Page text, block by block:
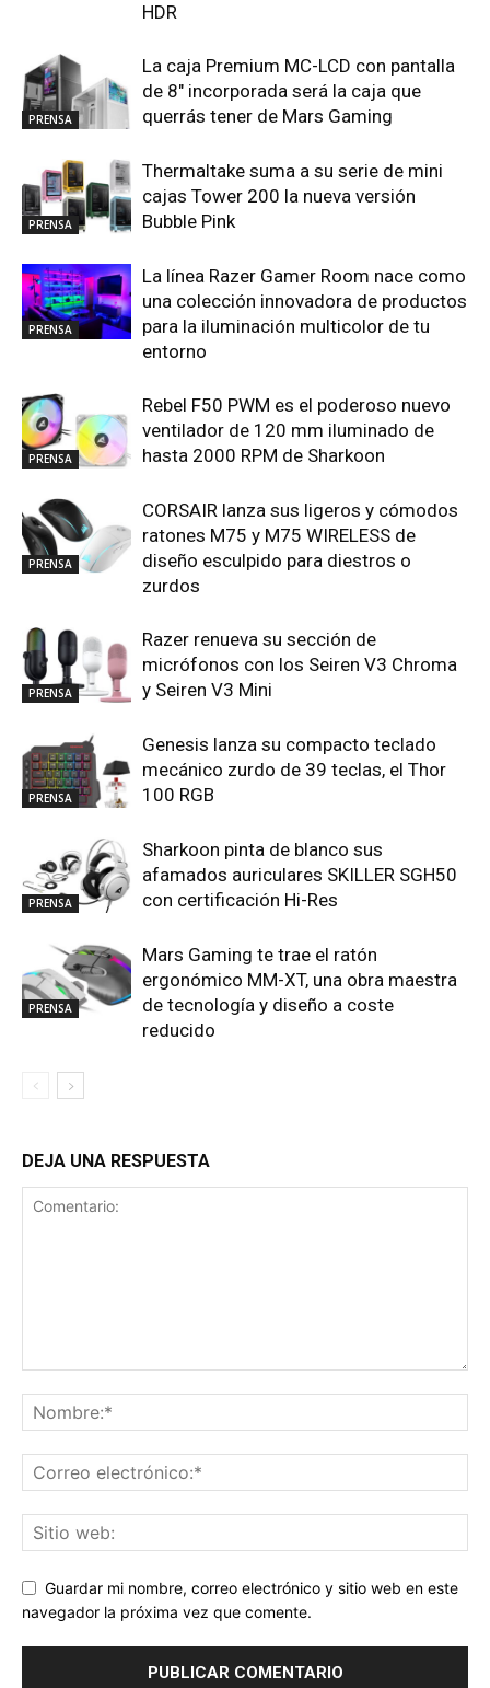
HDR
PRENSA
La caja Premium MC-LCD con pantalla
de 8″ incorporada será la caja que
querrás tener de Mars Gaming
PRENSA
Thermaltake suma a su serie de mini
cajas Tower 200 la nueva versión
Bubble Pink
PRENSA
La línea Razer Gamer Room nace como
una colección innovadora de productos
para la iluminación multicolor de tu
entorno
PRENSA
Rebel F50 PWM es el poderoso nuevo
ventilador de 120 mm iluminado de
hasta 2000 RPM de Sharkoon
PRENSA
CORSAIR lanza sus ligeros y cómodos
ratones M75 y M75 WIRELESS de
diseño esculpido para diestros o
zurdos
PRENSA
Razer renueva su sección de
micrófonos con los Seiren V3 Chroma
y Seiren V3 Mini
PRENSA
Genesis lanza su compacto teclado
mecánico zurdo de 39 teclas, el Thor
100 RGB
PRENSA
Sharkoon pinta de blanco sus
afamados auriculares SKILLER SGH50
con certificación Hi-Res
PRENSA
Mars Gaming te trae el ratón
ergonómico MM-XT, una obra maestra
de tecnología y diseño a coste
reducido
DEJA UNA RESPUESTA
Guardar mi nombre, correo electrónico y sitio web en este
navegador la próxima vez que comente.